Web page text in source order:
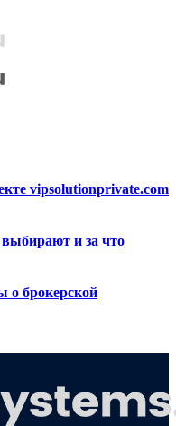
vipsolutionprivate.com
и за что
о брокерской